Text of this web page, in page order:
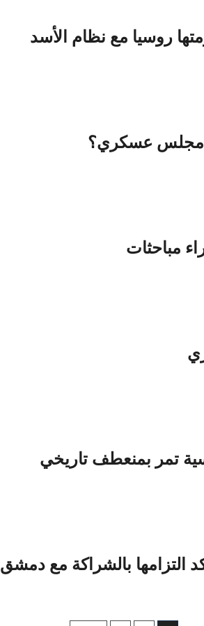
روسيا مع نظام الأسد
مجلس عسكري؟
مباحثات
تمر بمنعطف تاريخي
التزامها بالشراكة مع دمشق